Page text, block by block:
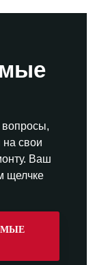
вопросы,
свои
Ваш
щелчке